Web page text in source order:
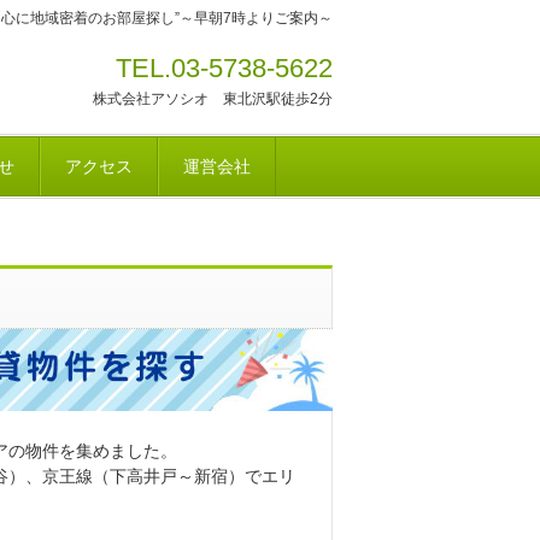
に地域密着のお部屋探し”～早朝7時よりご案内～
TEL.03-5738-5622
株式会社アソシオ 東北沢駅徒歩2分
アクセス 運営会社
物件を集めました。
、京王線（下高井戸～新宿）でエリ